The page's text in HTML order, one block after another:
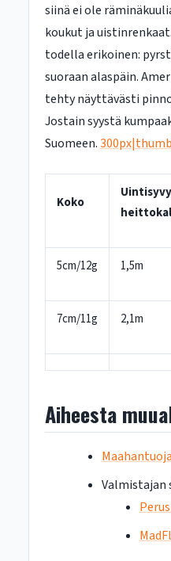
siinä ei ole
koukut ja
todella erikoinen:
suoraan alaspäin.
tehty näyttävästi
Jostain syystä
Suomeen.
Koko
5cm/12g 1,5m
7cm/11g 2,1m
Aiheesta
Valmistajan